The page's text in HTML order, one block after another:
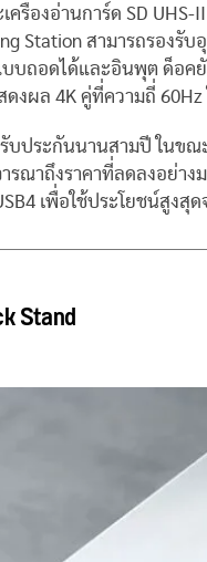
เครื่องอ่านการ์ด SD
Station สามารถรอง
บถอดได้และอินพุต ด็อคยั
งผล 4K คู่ที่ความถี่ 60Hz
รับประกันนานสามปี ใน
รณาถึงราคาที่ลดลงอย่า
เพื่อใช้ประโยชน์สูงสุ
Stand